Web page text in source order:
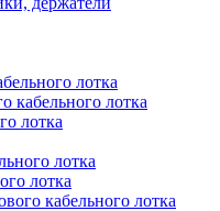
лотка
кабельного лотка
лотка
лотка
лотка
кабельного лотка